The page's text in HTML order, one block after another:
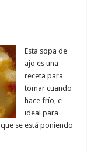
Esta sopa de
ajo es una
receta para
tomar cuando
hace frío, e
ideal para
se está poniendo